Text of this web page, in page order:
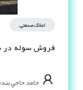
املاک صنعتی
فروش سوله در
حامد حاجي